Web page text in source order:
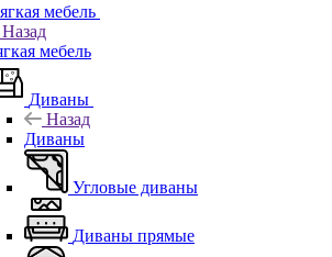
мебель
Назад
мебель
Диваны
Назад
Диваны
Угловые диваны
Диваны прямые